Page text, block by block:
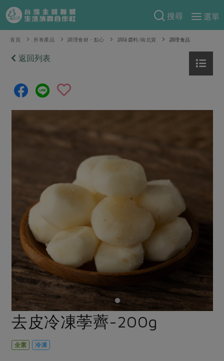
搜尋
選單
產品分類
當季蔬果
芽苗類
辛香料類
奶蛋豆・五穀
乳製品
肉品・水產
畜產肉類
水畜加工品
調理食材・點心
調味醬料/南北貨 烘焙
休閒零嘴 沖泡飲品
保健食品
食譜料理
食材
蛋料理
料理方式
烘焙．點心
醬料
湯品．鍋物
漬物
特別企畫
預購活動
2026年端午節預購圓滿結束
更多預購活動
當季產品
合作25-經典快閃最後一週
合作25-精選產品第四彈
合作25-精選產品第三彈
議題活動
主婦聯盟X樂齡網特約優惠案
綠主張
一籃菜真心話
合作聯合國
樂齡生活
廚房瑜伽
關注議題
減硝酸鹽 惜食
非基改運動 支持本土農糧
廢核運動 能源議題
減添加物 減塑減廢
公益金
合作社組織
員工與求才
產品檢驗
自主把關
檢驗報告
硝酸鹽檢驗
社員權益
首頁 所有產品 調理食材・點心 調味醬料/南北貨 調理食品
返回列表
去皮冷凍荸薺-200g
全素 冷凍